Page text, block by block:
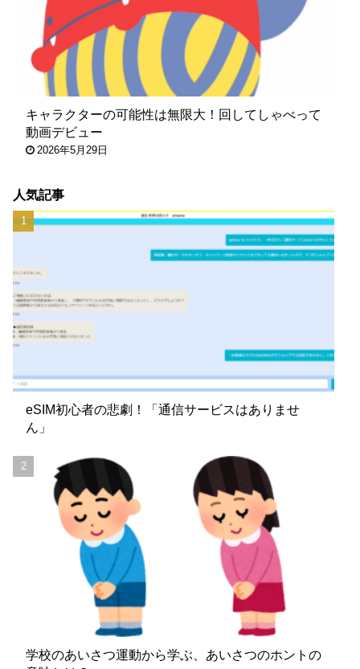
キャラクターの可能性は無限大！回してしゃべって
動画デビュー
2026年5月29日
人気記事
eSIM初心者の悲劇！「通信サービスはありませ
ん」
学校のあいさつ運動から学ぶ、あいさつのホントの